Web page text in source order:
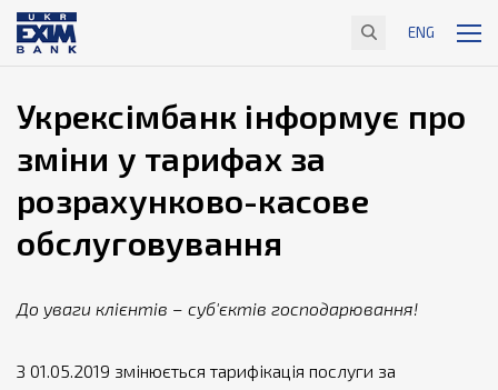
ENG
Укрексімбанк інформує про
зміни у тарифах за
розрахунково-касове
обслуговування
До уваги клієнтів – суб'єктів господарювання!
З 01.05.2019 змінюється тарифікація послуги за